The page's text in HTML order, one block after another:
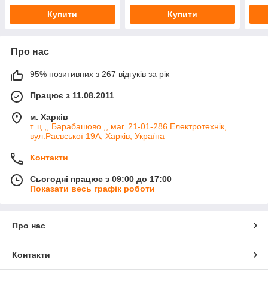
Купити Купити
Про нас
95% позитивних з 267 відгуків за рік
Працює з 11.08.2011
м. Харків
т. ц ,, Барабашово ,, маг. 21-01-286 Електротехнік,
вул.Раєвської 19А, Харків, Україна
Контакти
Сьогодні працює з 09:00 до 17:00
Показати весь графік роботи
Про нас
Контакти